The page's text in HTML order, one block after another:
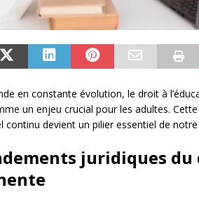
en constante évolution, le droit à
un enjeu crucial pour les adultes.
continu devient un pilier essentiel de
juridiques du